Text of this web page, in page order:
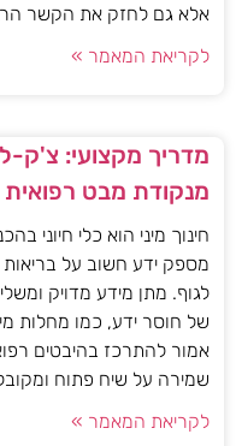
אלא גם לחזק את הקשר
לקריאת המאמר »
מדריך מקצועי: צ'ק-
מנקודת מבט רפואית
חינוך מיני הוא כלי חיוני
מספק ידע חשוב על בריאות
לגוף. מתן מידע מדויק
של חוסר ידע, כמו מחלות
אמור להתרכז בהיבטים
שמירה על שיח פתוח
לקריאת המאמר »